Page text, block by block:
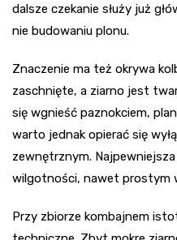
dalsze czekanie służy już
nie budowaniu plonu.
Znaczenie ma też okrywa
zaschnięte, a ziarno jest
się wgnieść paznokciem,
warto jednak opierać się
zewnętrznym.
wilgotności, nawet prostym
Przy zbiorze kombajnem